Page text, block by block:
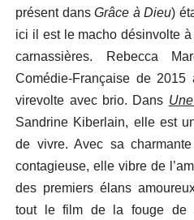
présent dansGrâce à Dieu)
ici il est le macho désinvolte
carnassières. Rebecca
Comédie-Française de
virevolte avec brio. Dans
Sandrine Kiberlain, elle est
de vivre. Avec sa
contagieuse, elle vibre de
des premiers élans
tout le film de la fouge de